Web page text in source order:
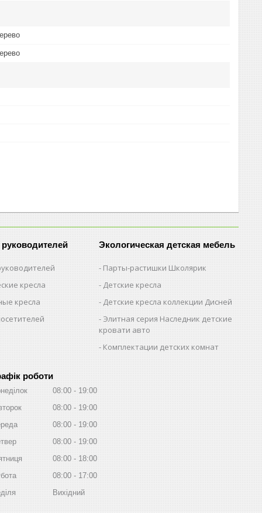
кресла
кресла
Экологическая детская мебель
Парты-растишки Школярик
Детские кресла
Детские кресла коллекции Дисней
Элитная серия Наследник детские
кровати авто
Комплектации детских комнат
роботи
08:00
19:00
08:00
19:00
08:00
19:00
08:00
19:00
08:00
18:00
08:00
17:00
Вихідний